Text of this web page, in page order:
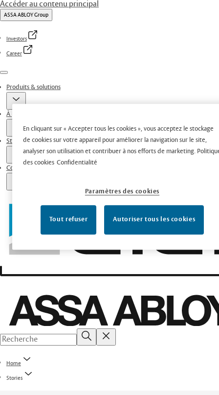
Accéder au contenu principal
ASSA ABLOY Group
Investors
Career
Menu
Produits & solutions
À propos de nous
Stories
Contacts
Home
Stories
En cliquant sur « Accepter tous les cookies », vous acceptez le stockage
de cookies sur votre appareil pour améliorer la navigation sur le site,
analyser son utilisation et contribuer à nos efforts de marketing.
des cookies Confidentialité
Paramètres des cookies
Tout refuser Autoriser tous les cookies